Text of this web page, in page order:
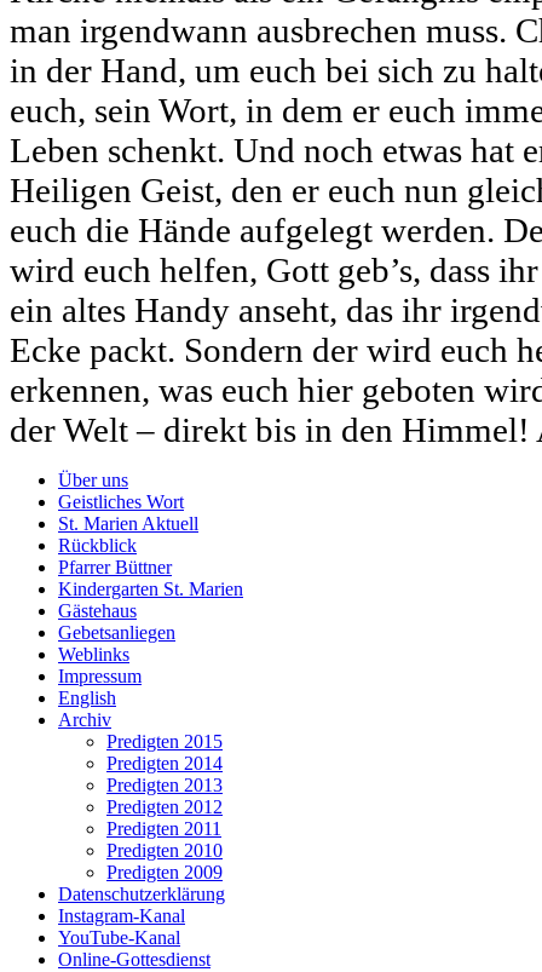
man irgendwann ausbrechen muss.
in der Hand, um euch bei sich zu
euch, sein Wort, in dem er euch
Leben schenkt. Und noch etwas hat
Heiligen Geist, den er euch nun
euch die Hände aufgelegt werden.
wird euch helfen, Gott geb’s, dass
ein altes Handy anseht, das ihr
Ecke packt. Sondern der wird euch
erkennen, was euch hier geboten
der Welt – direkt bis in den Himmel!
Über uns
Geistliches Wort
St. Marien Aktuell
Rückblick
Pfarrer Büttner
Kindergarten St. Marien
Gästehaus
Gebetsanliegen
Weblinks
Impressum
English
Archiv
Predigten 2015
Predigten 2014
Predigten 2013
Predigten 2012
Predigten 2011
Predigten 2010
Predigten 2009
Datenschutzerklärung
Instagram-Kanal
YouTube-Kanal
Online-Gottesdienst